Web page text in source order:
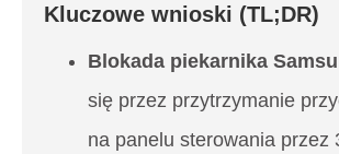
Kluczowe wnioski (TL;DR)
Blokada piekarnika
się przez przytrzymanie
na panelu sterowania przez